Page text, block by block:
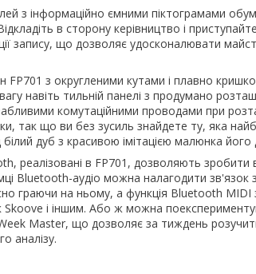
з інформаційно ємними піктограмами
в сторону керівництво і
запису, що дозволяє удосконалювати
FP701 з округленими кутами і плавно
навіть тильній панелі з продумано
комутаційними проводами при
так що ви без зусиль знайдете ту, яка
дуб з красивою імітацією малюнка його
реалізовані в FP701, дозволяють зробити
Bluetooth-аудіо можна налагодити зв'язок
граючи на ньому, а функція Bluetooth
Skoove і іншим. Або ж можна
Master, що дозволяє за тиждень
аналізу.